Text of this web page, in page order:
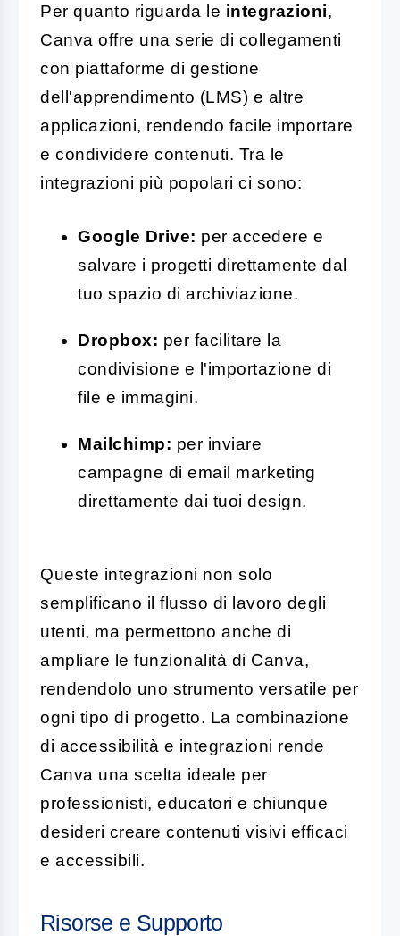
Per quanto riguarda le integrazioni,
Canva offre una serie di collegamenti
con piattaforme di gestione
dell'apprendimento (LMS) e altre
applicazioni, rendendo facile importare
e condividere contenuti. Tra le
integrazioni più popolari ci sono:
Google Drive: per accedere e
salvare i progetti direttamente dal
tuo spazio di archiviazione.
Dropbox: per facilitare la
condivisione e l'importazione di
file e immagini.
Mailchimp: per inviare
campagne di email marketing
direttamente dai tuoi design.
Queste integrazioni non solo
semplificano il flusso di lavoro degli
utenti, ma permettono anche di
ampliare le funzionalità di Canva,
rendendolo uno strumento versatile per
ogni tipo di progetto. La combinazione
di accessibilità e integrazioni rende
Canva una scelta ideale per
professionisti, educatori e chiunque
desideri creare contenuti visivi efficaci
e accessibili.
Risorse e Supporto